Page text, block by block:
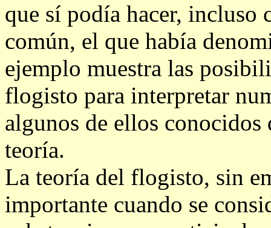
que sí podía hacer,
común, el que había
ejemplo muestra las
flogisto para interpretar
algunos de ellos conocidos
teoría.
La teoría del flogisto, sin
importante cuando se